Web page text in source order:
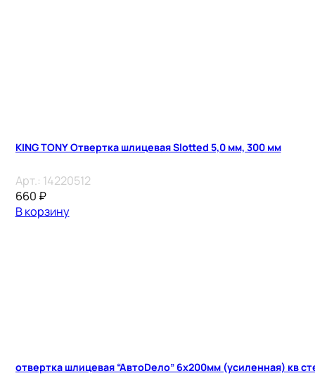
KING TONY Отвертка шлицевая Slotted 5,0 мм, 300 мм
Арт.: 14220512
660 ₽
В корзину
отвертка шлицевая “АвтоDело” 6х200мм (усиленная) кв